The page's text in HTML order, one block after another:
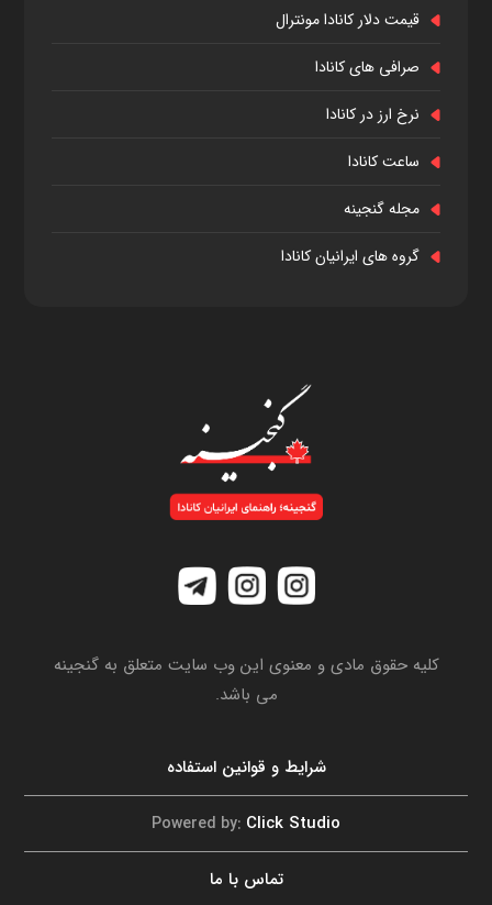
قیمت دلار کانادا مونترال
صرافی های کانادا
نرخ ارز در کانادا
ساعت کانادا
مجله گنجینه
گروه های ایرانیان کانادا
کلیه حقوق مادی و معنوی این وب سایت متعلق به گنجینه
می باشد.
شرایط و قوانین استفاده
Powered by: Click Studio
تماس با ما